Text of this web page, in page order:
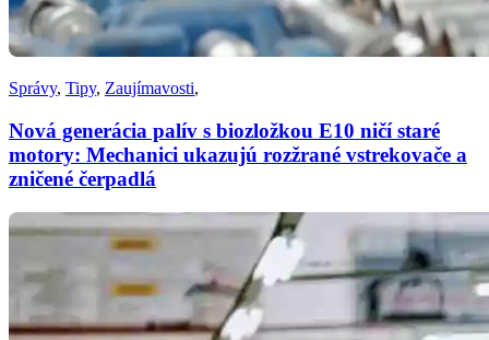
Správy, Tipy, Zaujímavosti,
Nová generácia palív s biozložkou E10 ničí staré
motory: Mechanici ukazujú rozžrané vstrekovače a
zničené čerpadlá